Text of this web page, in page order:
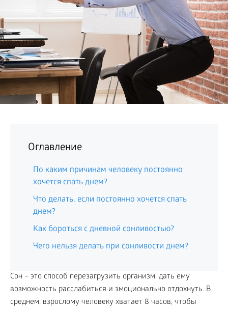
Оглавление
По каким причинам человеку постоянно
хочется спать днем?
Что делать, если постоянно хочется спать
днем?
Как бороться с дневной сонливостью?
Чего нельзя делать при сонливости днем?
Сон – это способ перезагрузить организм, дать ему
возможность расслабиться и эмоционально отдохнуть. В
среднем, взрослому человеку хватает 8 часов, чтобы